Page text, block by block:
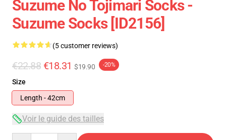
Suzume No Tojimari Socks -
Suzume Socks [ID2156]
(5 customer reviews)
€22.88 €18.31 $19.90 -20%
Size
Length - 42cm
Voir le guide des tailles